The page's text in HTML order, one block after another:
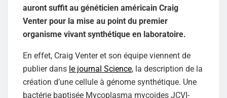
auront suffit au généticien américain Craig
Venter pour la mise au point du premier
organisme vivant synthétique en laboratoire.
En effet, Craig Venter et son équipe viennent de
publier dans le journal Science, la description de la
création d’une cellule à génome synthétique. Une
bactérie baptisée Mycoplasma mycoides JCVI-